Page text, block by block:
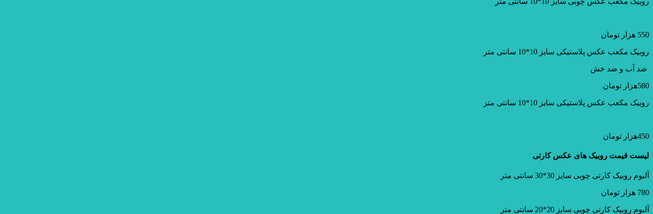
550 هزار تومان
روبیک مکعب عکس پلاستیکی سایز 10*10 سانتی متر
ضد آب و ضد خش
580هزار تومان
روبیک مکعب عکس پلاستیکی سایز 10*10 سانتی متر
450هزار تومان
لیست قیمت روبیک های عکس کارتی
آلبوم روبیک کارتی چوبی سایز 30*30 سانتی متر
780 هزار تومان
آلبوم روبیک کارتی چوبی سایز 20*20 سانتی متر